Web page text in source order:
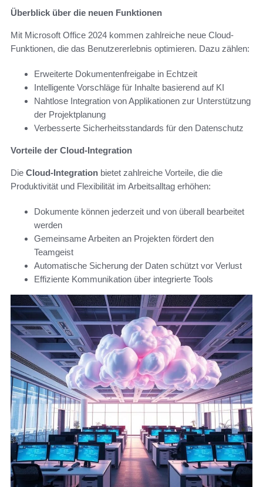
Überblick über die neuen Funktionen
Mit Microsoft Office 2024 kommen zahlreiche neue Cloud-
Funktionen, die das Benutzererlebnis optimieren. Dazu zählen:
Erweiterte Dokumentenfreigabe in Echtzeit
Intelligente Vorschläge für Inhalte basierend auf KI
Nahtlose Integration von Applikationen zur Unterstützung
der Projektplanung
Verbesserte Sicherheitsstandards für den Datenschutz
Vorteile der Cloud-Integration
Die Cloud-Integration bietet zahlreiche Vorteile, die die
Produktivität und Flexibilität im Arbeitsalltag erhöhen:
Dokumente können jederzeit und von überall bearbeitet
werden
Gemeinsame Arbeiten an Projekten fördert den
Teamgeist
Automatische Sicherung der Daten schützt vor Verlust
Effiziente Kommunikation über integrierte Tools